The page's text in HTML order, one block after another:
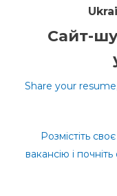
Сайт-
Share your
Розмістіть
вакансію і